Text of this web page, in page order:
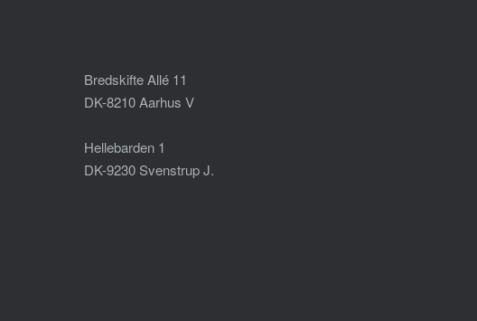
Bredskifte Allé 11
DK-8210 Aarhus V
Hellebarden 1
DK-9230 Svenstrup J.